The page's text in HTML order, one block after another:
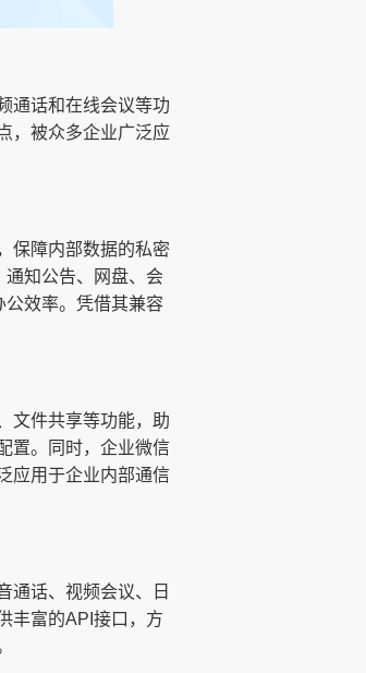
通话和在线会议等功
，被众多企业广泛应
保障内部数据的私密
知公告、网盘、会
效率。凭借其兼容
文件共享等功能，助
置。同时，企业微信
应用于企业内部通信
通话、视频会议、日
丰富的API接口，方